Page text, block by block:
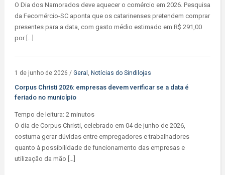
O Dia dos Namorados deve aquecer o comércio em 2026. Pesquisa
da Fecomércio-SC aponta que os catarinenses pretendem comprar
presentes para a data, com gasto médio estimado em R$ 291,00
por […]
1 de junho de 2026 / Geral , Notícias do Sindilojas
Corpus Christi 2026: empresas devem verificar se a data é
feriado no município
Tempo de leitura: 2 minutos
O dia de Corpus Christi, celebrado em 04 de junho de 2026,
costuma gerar dúvidas entre empregadores e trabalhadores
quanto à possibilidade de funcionamento das empresas e
utilização da mão […]